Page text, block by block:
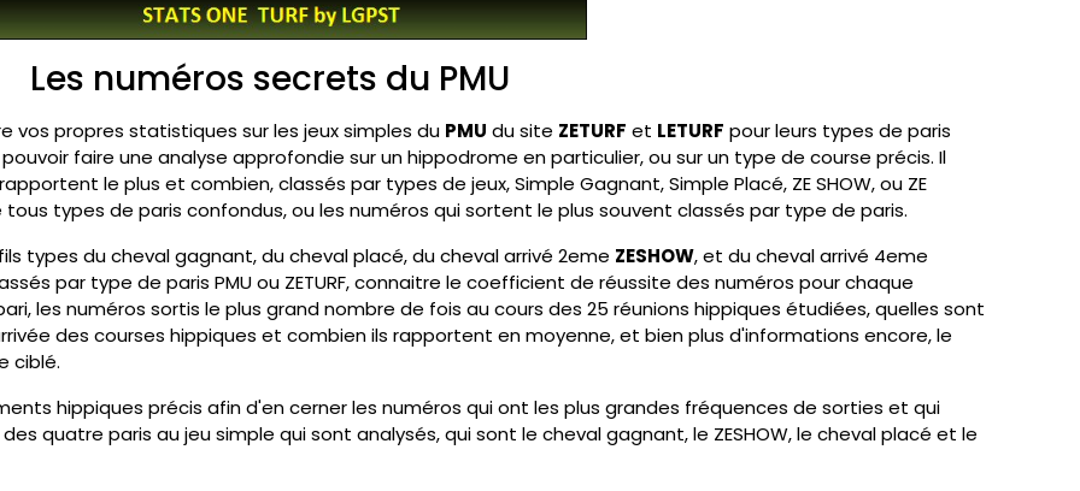
Les numéros secrets du PMU
vos propres statistiques sur les jeux simples du PMU du site ZETURF et LETURF pour leurs types de paris
faire une analyse approfondie sur un hippodrome en particulier, ou sur un type de course précis. Il
le plus et combien, classés par types de jeux, Simple Gagnant, Simple Placé, ZE SHOW, ou ZE
types de paris confondus, ou les numéros qui sortent le plus souvent classés par type de paris.
types du cheval gagnant, du cheval placé, du cheval arrivé 2eme ZESHOW, et du cheval arrivé 4eme
par type de paris PMU ou ZETURF, connaitre le coefficient de réussite des numéros pour chaque
les numéros sortis le plus grand nombre de fois au cours des 25 réunions hippiques étudiées, quelles sont
des courses hippiques et combien ils rapportent en moyenne, et bien plus d'informations encore, le
ciblé.
hippiques précis afin d'en cerner les numéros qui ont les plus grandes fréquences de sorties et qui
quatre paris au jeu simple qui sont analysés, qui sont le cheval gagnant, le ZESHOW, le cheval placé et le